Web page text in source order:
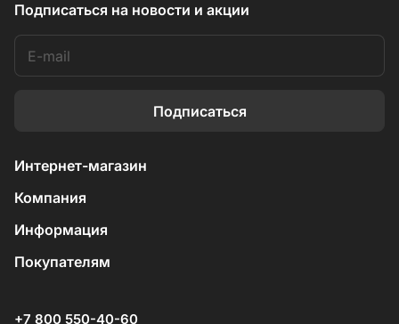
Подписаться на новости и акции
Подписаться
Интернет-магазин
Компания
Информация
Покупателям
+7 800 550-40-60